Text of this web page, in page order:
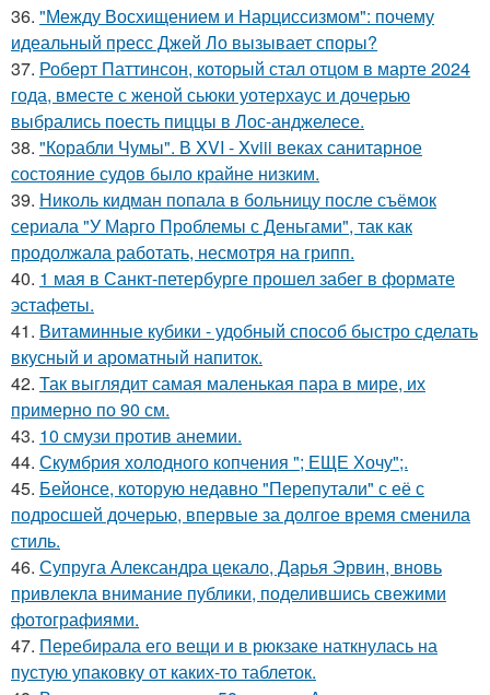
36. "Между Восхищением и Нарциссизмом": почему
идеальный пресс Джей Ло вызывает споры?
37. Роберт Паттинсон, который стал отцом в марте 2024
года, вместе с женой сьюки уотерхаус и дочерью
выбрались поесть пиццы в Лос-анджелесе.
38. "Корабли Чумы". В XVI - Xviii веках санитарное
состояние судов было крайне низким.
39. Николь кидман попала в больницу после съёмок
сериала "У Марго Проблемы с Деньгами", так как
продолжала работать, несмотря на грипп.
40. 1 мая в Санкт-петербурге прошел забег в формате
эстафеты.
41. Витаминные кубики - удобный способ быстро сделать
вкусный и ароматный напиток.
42. Так выглядит самая маленькая пара в мире, их
примерно по 90 см.
43. 10 смузи против анемии.
44. Скумбрия холодного копчения "; ЕЩЕ Хочу";.
45. Бейонсе, которую недавно "Перепутали" с её с
подросшей дочерью, впервые за долгое время сменила
стиль.
46. Супруга Александра цекало, Дарья Эрвин, вновь
привлекла внимание публики, поделившись свежими
фотографиями.
47. Перебирала его вещи и в рюкзаке наткнулась на
пустую упаковку от каких-то таблеток.